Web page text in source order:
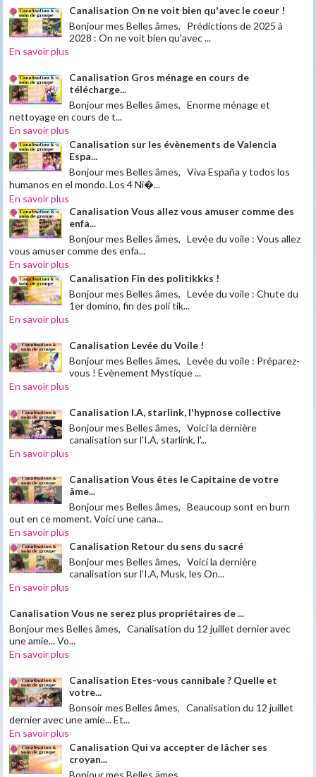
Canalisation On ne voit bien qu'avec le coeur !
Bonjour mes Belles âmes, Prédictions de 2025 à
2028 : On ne voit bien qu'avec ...
En savoir plus
Canalisation Gros ménage en cours de
télécharge...
Bonjour mes Belles âmes, Enorme ménage et
nettoyage en cours de t...
En savoir plus
Canalisation sur les évènements de Valencia
Espa...
Bonjour mes Belles âmes, Viva España y todos los
humanos en el mondo. Los 4 Ni�...
En savoir plus
Canalisation Vous allez vous amuser comme des
enfa...
Bonjour mes Belles âmes, Levée du voile : Vous allez
vous amuser comme des enfa...
En savoir plus
Canalisation Fin des politikkks !
Bonjour mes Belles âmes, Levée du voile : Chute du
1er domino, fin des poli tik...
En savoir plus
Canalisation Levée du Voile !
Bonjour mes Belles âmes, Levée du voile : Préparez-
vous ! Evènement Mystique ...
En savoir plus
Canalisation I.A, starlink, l'hypnose collective
Bonjour mes Belles âmes, Voici la dernière
canalisation sur l'I.A, starlink, l'...
En savoir plus
Canalisation Vous êtes le Capitaine de votre
âme...
Bonjour mes Belles âmes, Beaucoup sont en burn
out en ce moment. Voici une cana...
En savoir plus
Canalisation Retour du sens du sacré
Bonjour mes Belles âmes, Voici la dernière
canalisation sur l'I.A, Musk, les On...
En savoir plus
Canalisation Vous ne serez plus propriétaires de ...
Bonjour mes Belles âmes, Canalisation du 12 juillet dernier avec
une amie... Vo...
En savoir plus
Canalisation Etes-vous cannibale ? Quelle et
votre...
Bonsoir mes Belles âmes, Canalisation du 12 juillet
dernier avec une amie... Et...
En savoir plus
Canalisation Qui va accepter de lâcher ses
croyan...
Bonjour mes Belles ämes,